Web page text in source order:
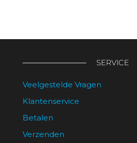
SERVICE
Veelgestelde Vragen
Klantenservice
Betalen
Verzenden